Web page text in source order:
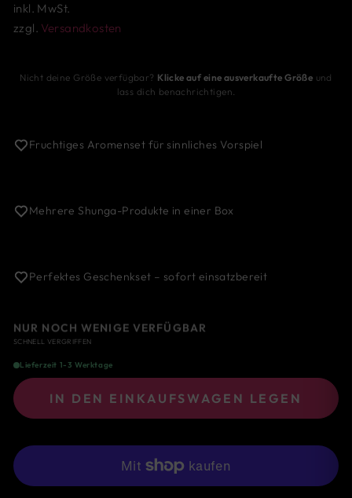
inkl. MwSt.
zzgl. Versandkosten
Nicht deine Größe verfügbar? Klicke auf eine ausverkaufte Größe und
lass dich benachrichtigen.
Fruchtiges Aromenset für sinnliches Vorspiel
Mehrere Shunga-Produkte in einer Box
Perfektes Geschenkset – sofort einsatzbereit
NUR NOCH WENIGE VERFÜGBAR
SCHNELL VERGRIFFEN
Lieferzeit 1-3 Werktage
IN DEN EINKAUFSWAGEN LEGEN